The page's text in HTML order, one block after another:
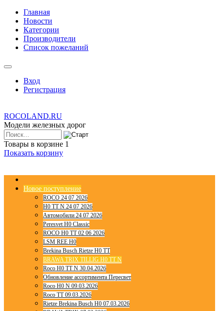
Главная
Новости
Категории
Производители
Список пожеланий
Вход
Регистрация
ROCOLAND.RU
Модели железных дорог
Товары в корзине 1
Показать корзину
Новое поступление
ROCO 24 07 2026
H0 TT N 24 07 2026
Автомобили 24 07 2026
Peresvet H0 Classic
ROCO H0 TT 02 06 2026
LSM REE H0
Brekina Busch Rietze H0 TT
BRAWA TRIX TILLIG H0 TT N
Roco H0 TT N 30.04.2026
Обновление ассортимента Пересвет
Roco H0 N 09.03.2026
Roco TT 09.03.2026
Rietze Brekina Busch H0 07.03.2026